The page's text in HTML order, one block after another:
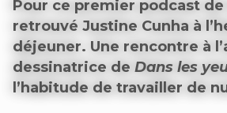
Pour ce premier podcast de
retrouvé Justine Cunha à
déjeuner. Une rencontre à
dessinatrice de Dans les
l’habitude de travailler de